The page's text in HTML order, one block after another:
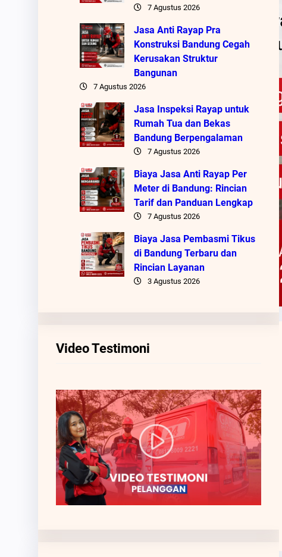
7 Agustus 2026
Jasa Anti Rayap Pra
Konstruksi Bandung Cegah
Kerusakan Struktur
Bangunan
7 Agustus 2026
Jasa Inspeksi Rayap untuk
Rumah Tua dan Bekas
Bandung Berpengalaman
7 Agustus 2026
Biaya Jasa Anti Rayap Per
Meter di Bandung: Rincian
Tarif dan Panduan Lengkap
7 Agustus 2026
Biaya Jasa Pembasmi Tikus
di Bandung Terbaru dan
Rincian Layanan
3 Agustus 2026
Video Testimoni